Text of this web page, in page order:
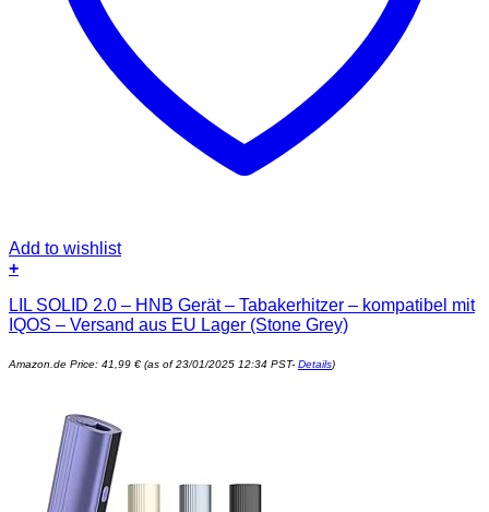
Add to wishlist
+
LIL SOLID 2.0 – HNB Gerät – Tabakerhitzer – kompatibel mit
IQOS – Versand aus EU Lager (Stone Grey)
Amazon.de Price: 41,99 € (as of 23/01/2025 12:34 PST- Details)